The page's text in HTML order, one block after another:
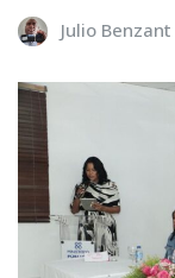
Julio Benzant